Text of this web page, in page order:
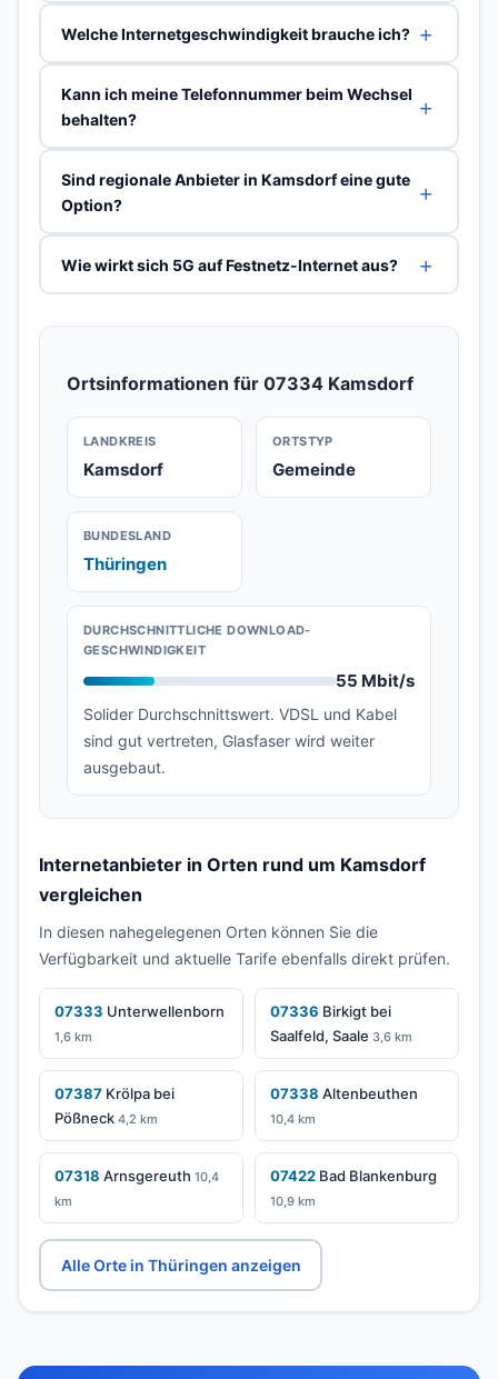
Welche Internetgeschwindigkeit brauche ich?
Kann ich meine Telefonnummer beim Wechsel
behalten?
Sind regionale Anbieter in Kamsdorf eine gute
Option?
Wie wirkt sich 5G auf Festnetz-Internet aus?
Ortsinformationen für 07334 Kamsdorf
LANDKREIS
Kamsdorf
ORTSTYP
Gemeinde
BUNDESLAND
Thüringen
DURCHSCHNITTLICHE DOWNLOAD-
GESCHWINDIGKEIT
55 Mbit/s
Solider Durchschnittswert. VDSL und Kabel
sind gut vertreten, Glasfaser wird weiter
ausgebaut.
Internetanbieter in Orten rund um Kamsdorf
vergleichen
In diesen nahegelegenen Orten können Sie die
Verfügbarkeit und aktuelle Tarife ebenfalls direkt prüfen.
07333 Unterwellenborn
1,6 km
07336 Birkigt bei
Saalfeld, Saale 3,6 km
07387 Krölpa bei
Pößneck 4,2 km
07338 Altenbeuthen
10,4 km
07318 Arnsgereuth 10,4
km
07422 Bad Blankenburg
10,9 km
Alle Orte in Thüringen anzeigen